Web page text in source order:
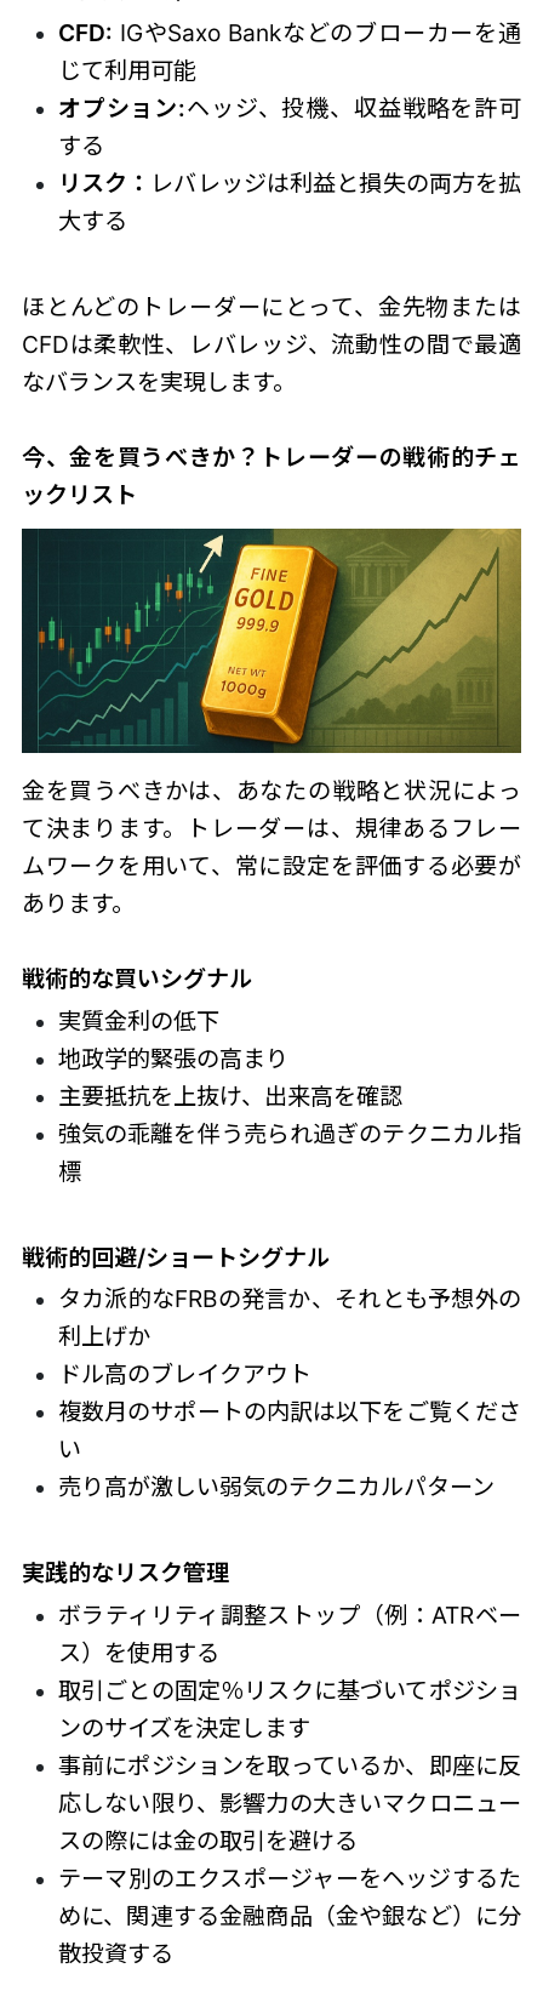
CFD: IGやSaxo Bankなどのブローカーを通
じて利用可能
オプション:ヘッジ、投機、収益戦略を許可
する
リスク： レバレッジは利益と損失の両方を拡
大する
ほとんどのトレーダーにとって、金先物または
CFDは柔軟性、レバレッジ、流動性の間で最適
なバランスを実現します。
今、金を買うべきか？トレーダーの戦術的チェ
ックリスト
金を買うべきかは、あなたの戦略と状況によっ
て決まります。トレーダーは、規律あるフレー
ムワークを用いて、常に設定を評価する必要が
あります。
戦術的な買いシグナル
実質金利の低下
地政学的緊張の高まり
主要抵抗を上抜け、出来高を確認
強気の乖離を伴う売られ過ぎのテクニカル指
標
戦術的回避/ショートシグナル
タカ派的なFRBの発言か、それとも予想外の
利上げか
ドル高のブレイクアウト
複数月のサポートの内訳は以下をご覧くださ
い
売り高が激しい弱気のテクニカルパターン
実践的なリスク管理
ボラティリティ調整ストップ（例：ATRベー
ス）を使用する
取引ごとの固定％リスクに基づいてポジショ
ンのサイズを決定します
事前にポジションを取っているか、即座に反
応しない限り、影響力の大きいマクロニュー
スの際には金の取引を避ける
テーマ別のエクスポージャーをヘッジするた
めに、関連する金融商品（金や銀など）に分
散投資する